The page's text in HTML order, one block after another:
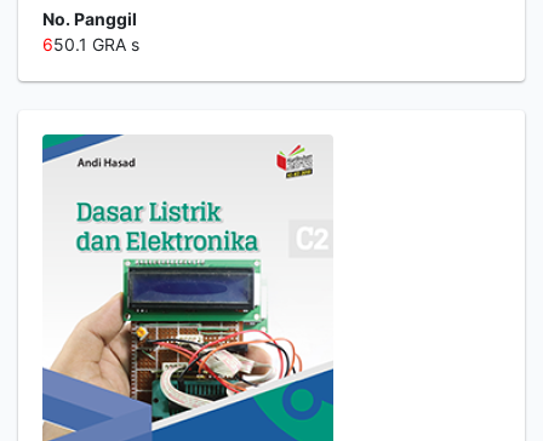
No. Panggil
650.1 GRA s